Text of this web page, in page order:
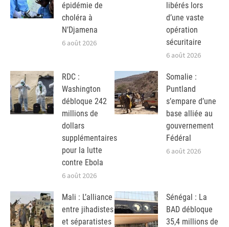
épidémie de
choléra à
N’Djamena
6 août 2026
libérés lors
d’une vaste
opération
sécuritaire
6 août 2026
RDC :
Washington
débloque 242
millions de
dollars
supplémentaires
pour la lutte
contre Ebola
6 août 2026
Somalie :
Puntland
s’empare d’une
base alliée au
gouvernement
Fédéral
6 août 2026
Mali : L’alliance
entre jihadistes
et séparatistes
Sénégal : La
BAD débloque
35,4 millions de